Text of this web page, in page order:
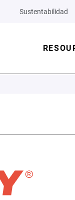
Sustentabilidad